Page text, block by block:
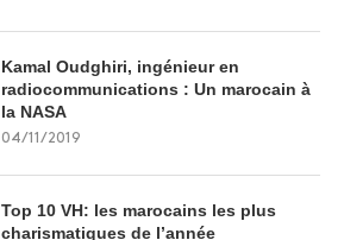
Kamal Oudghiri, ingénieur en
radiocommunications : Un marocain à
la NASA
04/11/2019
Top 10 VH: les marocains les plus
charismatiques de l’année